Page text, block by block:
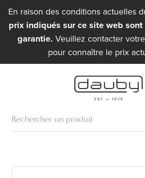
En raison des conditions actuelles
prix indiqués sur ce site web sont
garantie. Veuillez contacter
pour connaître le prix